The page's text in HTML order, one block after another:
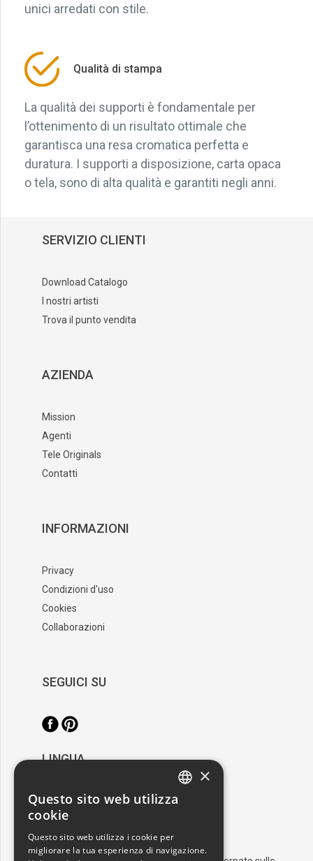
unici arredati con stile.
Qualità di stampa
La qualità dei supporti è fondamentale per
l’ottenimento di un risultato ottimale che
garantisca una resa cromatica perfetta e
duratura. I supporti a disposizione, carta opaca
o tela, sono di alta qualità e garantiti negli anni.
SERVIZIO CLIENTI
Download Catalogo
I nostri artisti
Trova il punto vendita
AZIENDA
Mission
Agenti
Tele Originals
Contatti
INFORMAZIONI
Privacy
Condizioni d'uso
Cookies
Collaborazioni
SEGUICI SU
LINGUA
×
Questo sito web utilizza
cookie
Questo sito web utilizza i cookie per
migliorare la tua esperienza di navigazione.